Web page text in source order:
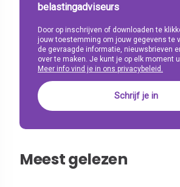
belastingadviseurs
Door op inschrijven of downloaden te
jouw toestemming om jouw gegevens te
de gevraagde informatie, nieuwsbrieven
over te maken. Je kunt je op elk moment
Meer info vind je in ons privacybeleid.
Meest gelezen